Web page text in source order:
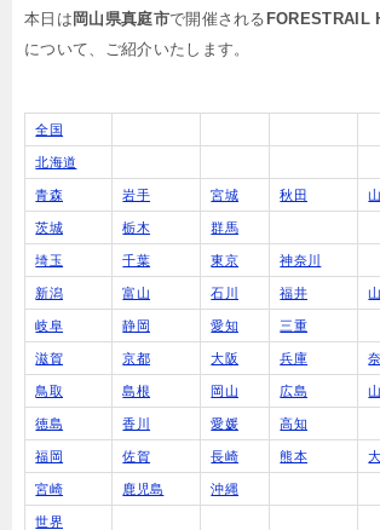
本日は 岡山県真庭市で開催される FORESTRAIL
について、ご紹介いたします。
全国
北海道
青森 岩手 宮城 秋田
茨城 栃木 群馬
埼玉 千葉 東京 神奈川
新潟 富山 石川 福井
岐阜 静岡 愛知 三重
滋賀 京都 大阪 兵庫
鳥取 島根 岡山 広島
徳島 香川 愛媛 高知
福岡 佐賀 長崎 熊本
宮崎 鹿児島 沖縄
世界